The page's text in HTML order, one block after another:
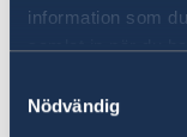
information som
samlat in när du
Nödvändig